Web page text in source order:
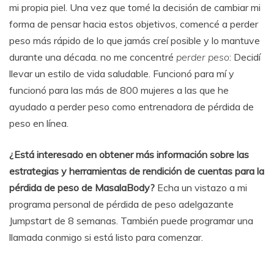
mi propia piel. Una vez que tomé la decisión de cambiar mi
forma de pensar hacia estos objetivos, comencé a perder
peso más rápido de lo que jamás creí posible y lo mantuve
durante una década. no me concentré perder peso: Decidí
llevar un estilo de vida saludable. Funcionó para mí y
funcionó para las más de 800 mujeres a las que he
ayudado a perder peso como entrenadora de pérdida de
peso en línea.
¿Está interesado en obtener más información sobre las
estrategias y herramientas de rendición de cuentas para la
pérdida de peso de MasalaBody? Echa un vistazo a mi
programa personal de pérdida de peso adelgazante
Jumpstart de 8 semanas. También puede programar una
llamada conmigo si está listo para comenzar.